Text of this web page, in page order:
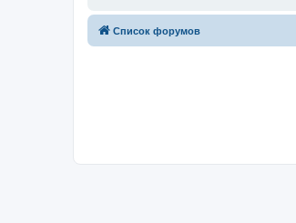
Список форумов